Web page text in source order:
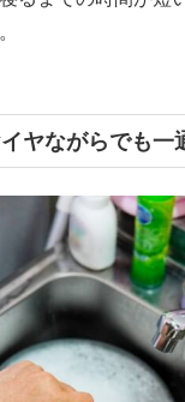
ヤながらでも一